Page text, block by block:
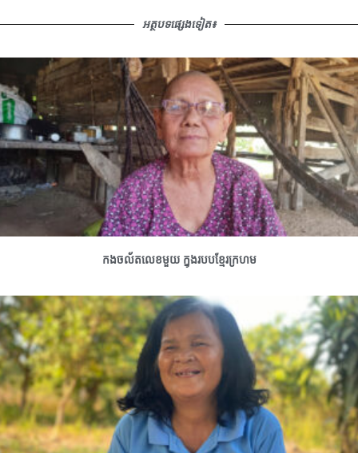
អត្ថបទផ្សេងទៀត៖
កងចល័តលេខមួយ ក្នុងរបបខ្មែរក្រហម